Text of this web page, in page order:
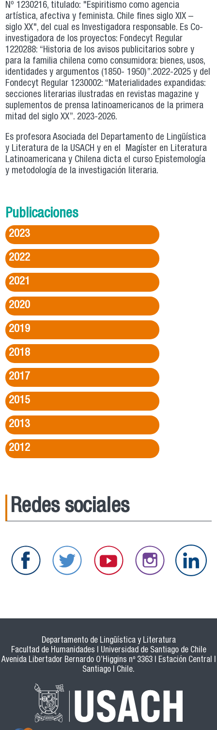
Nº 1230216, titulado: "Espiritismo como agencia
artística, afectiva y feminista. Chile fines siglo XIX –
siglo XX", del cual es Investigadora responsable. Es Co-
investigadora de los proyectos: Fondecyt Regular
1220288: “Historia de los avisos publicitarios sobre y
para la familia chilena como consumidora: bienes, usos,
identidades y argumentos (1850- 1950)”.2022-2025 y del
Fondecyt Regular 1230002: “Materialidades expandidas:
secciones literarias ilustradas en revistas magazine y
suplementos de prensa latinoamericanos de la primera
mitad del siglo XX”. 2023-2026.
Es profesora Asociada del Departamento de Lingüística
y Literatura de la USACH y en el Magíster en Literatura
Latinoamericana y Chilena dicta el curso Epistemología
y metodología de la investigación literaria.
Publicaciones
2023
2022
2021
2020
2019
2018
2017
2015
2013
2012
Redes sociales
Departamento de Lingüística y Literatura
Facultad de Humanidades | Universidad de Santiago de Chile
Avenida Libertador Bernardo O’Higgins nº 3363 | Estación Central |
Santiago | Chile.